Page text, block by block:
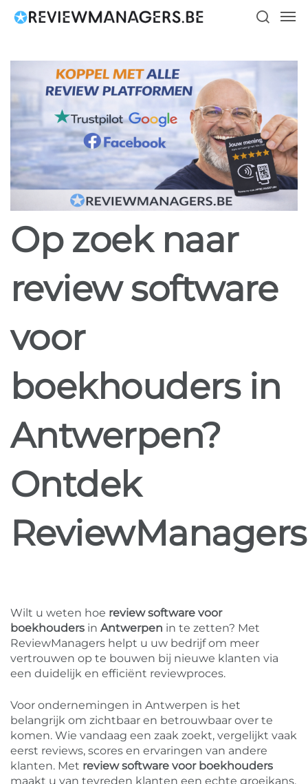
Op zoek naar
review software
voor
boekhouders in
Antwerpen?
Ontdek
ReviewManagers
Wilt u weten hoe review software voor
boekhouders in Antwerpen in te zetten? Met
ReviewManagers helpt u uw bedrijf om meer
vertrouwen op te bouwen bij nieuwe klanten via
een duidelijk en efficiënt reviewproces.
Voor ondernemingen in Antwerpen is het
belangrijk om zichtbaar en betrouwbaar over te
komen. Wie vandaag een zaak zoekt, vergelijkt vaak
eerst reviews, scores en ervaringen van andere
klanten. Met review software voor boekhouders
maakt u van tevreden klanten een echte groeikans.